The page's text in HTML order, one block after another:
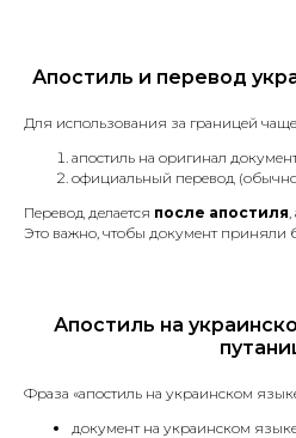
Апостиль и перевод
Для использования за границей чаще
апостиль на оригинал
официальный перевод
Перевод делается после апостиля,
Это важно, чтобы документ приняли
Апостиль на
Фраза «апостиль на украинском
документ на украинском
встреч и других мероприятий.
Устные переводы